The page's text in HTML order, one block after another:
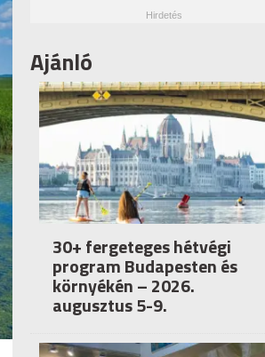
Ajánló
30+ fergeteges hétvégi
program Budapesten és
környékén – 2026.
augusztus 5-9.